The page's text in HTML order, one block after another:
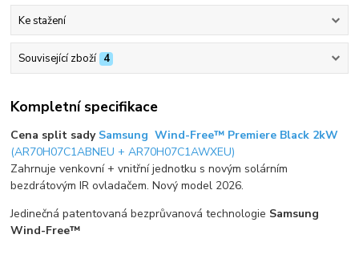
Ke stažení
Související zboží 4
Kompletní specifikace
Cena split sady Samsung Wind-Free™ Premiere Black 2kW
(AR70H07C1ABNEU + AR70H07C1AWXEU)
Zahrnuje venkovní + vnitřní jednotku s novým solárním
bezdrátovým IR ovladačem. Nový model 2026.
Jedinečná patentovaná bezprůvanová technologie Samsung
Wind-Free™